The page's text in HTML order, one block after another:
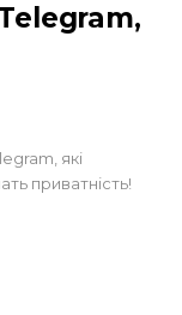
які
приватність!